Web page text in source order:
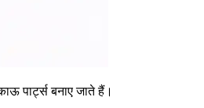
पार्ट्स बनाए जाते हैं।